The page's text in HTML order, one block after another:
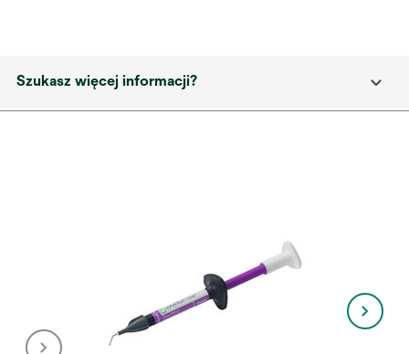
Szukasz więcej informacji?